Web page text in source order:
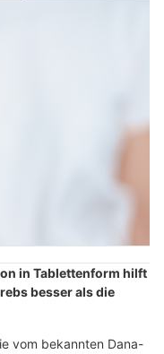
in Tablettenform hilft
besser als die
vom bekannten Dana-